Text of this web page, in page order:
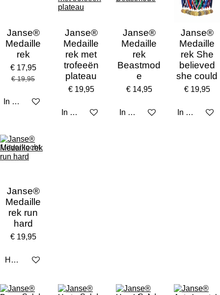
Janse®
Medaille
rek
€ 17,95
€ 19,95
In winkelwagen
Janse®
Medaille
rek met
trofeeën
plateau
€ 19,95
In winkelwagen
Janse®
Medaille
rek
Beastmod
e
€ 14,95
In winkelwagen
Janse®
Medaille
rek She
believed
she could
€ 19,95
In
Uitverkocht
Janse®
Medaille
rek run
hard
€ 19,95
Houd mij op de hoogte